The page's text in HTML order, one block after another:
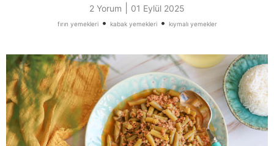
2 Yorum 01 Eylül 2025
fırın yemekleri• kabak yemekleri• kıymalı yemekler